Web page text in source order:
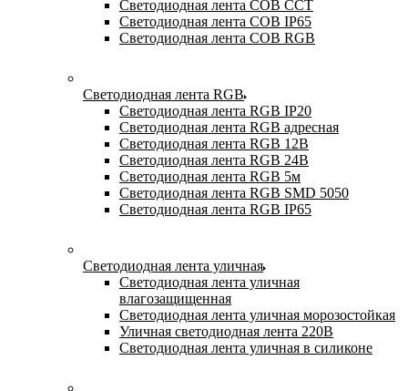
Светодиодная лента COB CCT
Светодиодная лента COB IP65
Светодиодная лента COB RGB
Светодиодная лента RGB
Светодиодная лента RGB IP20
Светодиодная лента RGB адресная
Светодиодная лента RGB 12В
Светодиодная лента RGB 24В
Светодиодная лента RGB 5м
Светодиодная лента RGB SMD 5050
Светодиодная лента RGB IP65
Светодиодная лента уличная
Светодиодная лента уличная
влагозащищенная
Светодиодная лента уличная морозостойкая
Уличная светодиодная лента 220В
Светодиодная лента уличная в силиконе